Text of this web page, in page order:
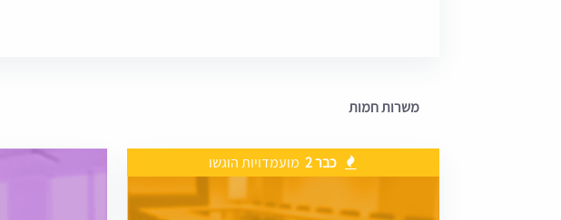
משרות חמות
כבר 2 מועמדויות הוגשו